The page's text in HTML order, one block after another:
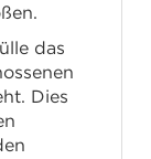
das
Dies